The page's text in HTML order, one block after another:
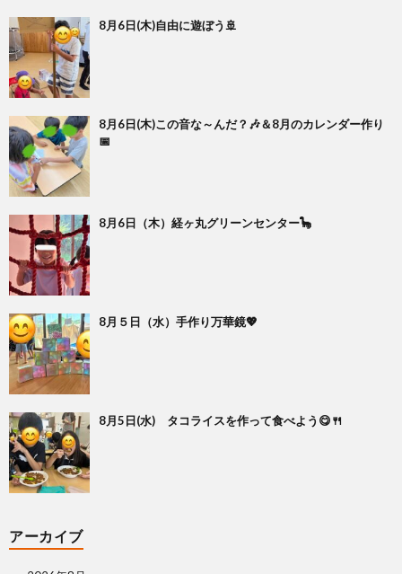
8月6日(木)自由に遊ぼう🚢
8月6日(木)この音な～んだ？🎶＆8月のカレンダー作り
📅
8月6日（木）経ヶ丸グリーンセンター🦕
8月５日（水）手作り万華鏡💖
8月5日(水) タコライスを作って食べよう😋🍴
アーカイブ